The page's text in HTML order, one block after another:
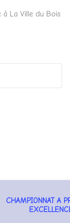
La Ville du Bois.
CHAMPIONNAT A